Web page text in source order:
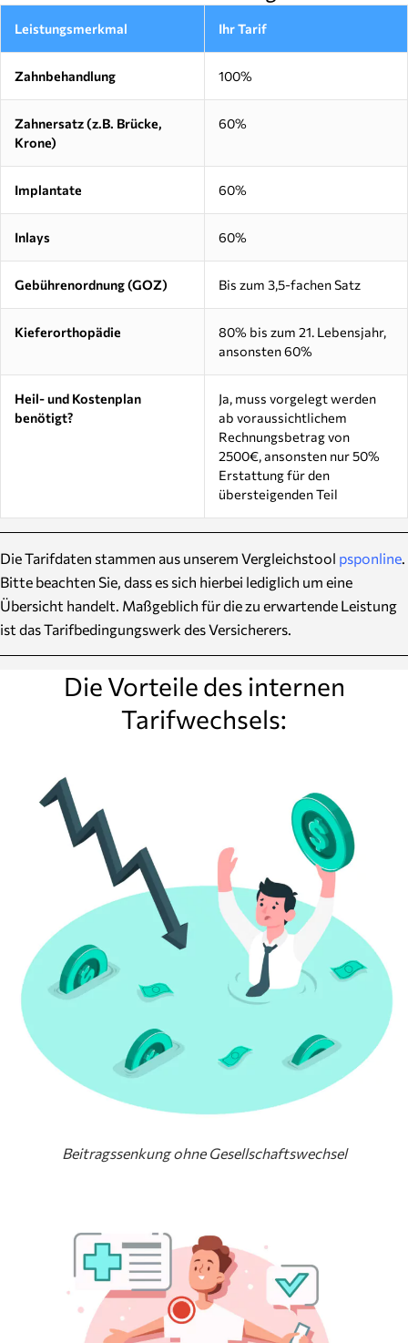
Leistungsmerkmal Ihr Tarif
Zahnbehandlung 100%
Zahnersatz (z.B. Brücke,
Krone)
60%
Implantate 60%
Inlays 60%
Gebührenordnung (GOZ) Bis zum 3,5-fachen Satz
Kieferorthopädie
80% bis zum 21. Lebensjahr,
ansonsten 60%
Heil- und Kostenplan
benötigt?
Ja, muss vorgelegt werden
ab voraussichtlichem
Rechnungsbetrag von
2500€, ansonsten nur 50%
Erstattung für den
übersteigenden Teil
Die Tarifdaten stammen aus unserem Vergleichstool psponline
Bitte beachten Sie, dass es sich hierbei lediglich um eine
Übersicht handelt. Maßgeblich für die zu erwartende Leistung
ist das Tarifbedingungswerk des Versicherers.
Die Vorteile des internen
Tarifwechsels:
Beitragssenkung ohne Gesellschaftswechsel